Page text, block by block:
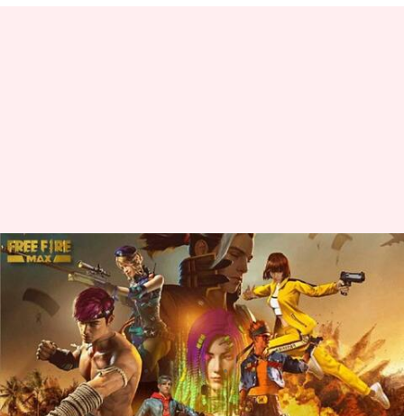
பிப்ரவரி 21க்கான Free Fire
MAX இலவச குறியீடுகள் -
பெறுவதற்கான
வழிமுறைகள்;
எழுதியவர் Siranjeevi Feb 21, 2023 11:17 am